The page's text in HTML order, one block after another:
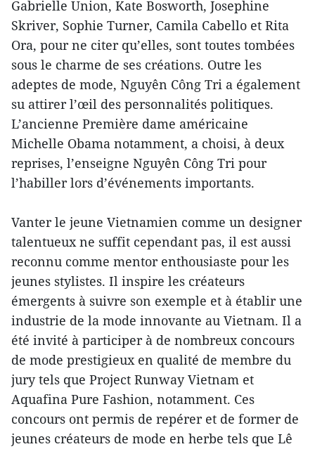
Gabrielle Union, Kate Bosworth, Josephine
Skriver, Sophie Turner, Camila Cabello et Rita
Ora, pour ne citer qu’elles, sont toutes tombées
sous le charme de ses créations. Outre les
adeptes de mode, Nguyên Công Tri a également
su attirer l’œil des personnalités politiques.
L’ancienne Première dame américaine
Michelle Obama notamment, a choisi, à deux
reprises, l’enseigne Nguyên Công Tri pour
l’habiller lors d’événements importants.
Vanter le jeune Vietnamien comme un designer
talentueux ne suffit cependant pas, il est aussi
reconnu comme mentor enthousiaste pour les
jeunes stylistes. Il inspire les créateurs
émergents à suivre son exemple et à établir une
industrie de la mode innovante au Vietnam. Il a
été invité à participer à de nombreux concours
de mode prestigieux en qualité de membre du
jury tels que Project Runway Vietnam et
Aquafina Pure Fashion, notamment. Ces
concours ont permis de repérer et de former de
jeunes créateurs de mode en herbe tels que Lê